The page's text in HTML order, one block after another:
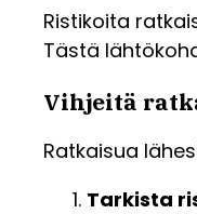
Ristikoita
Tästä
Vihjeitä
Ratkaisua
Tarkista